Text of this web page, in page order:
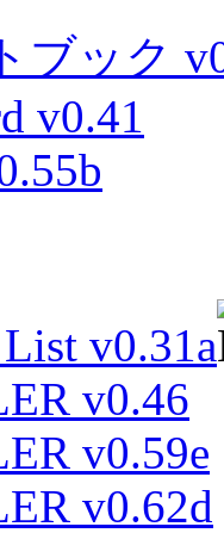
ブック
v0.41
v0.31a
v0.46
v0.59e
v0.62d